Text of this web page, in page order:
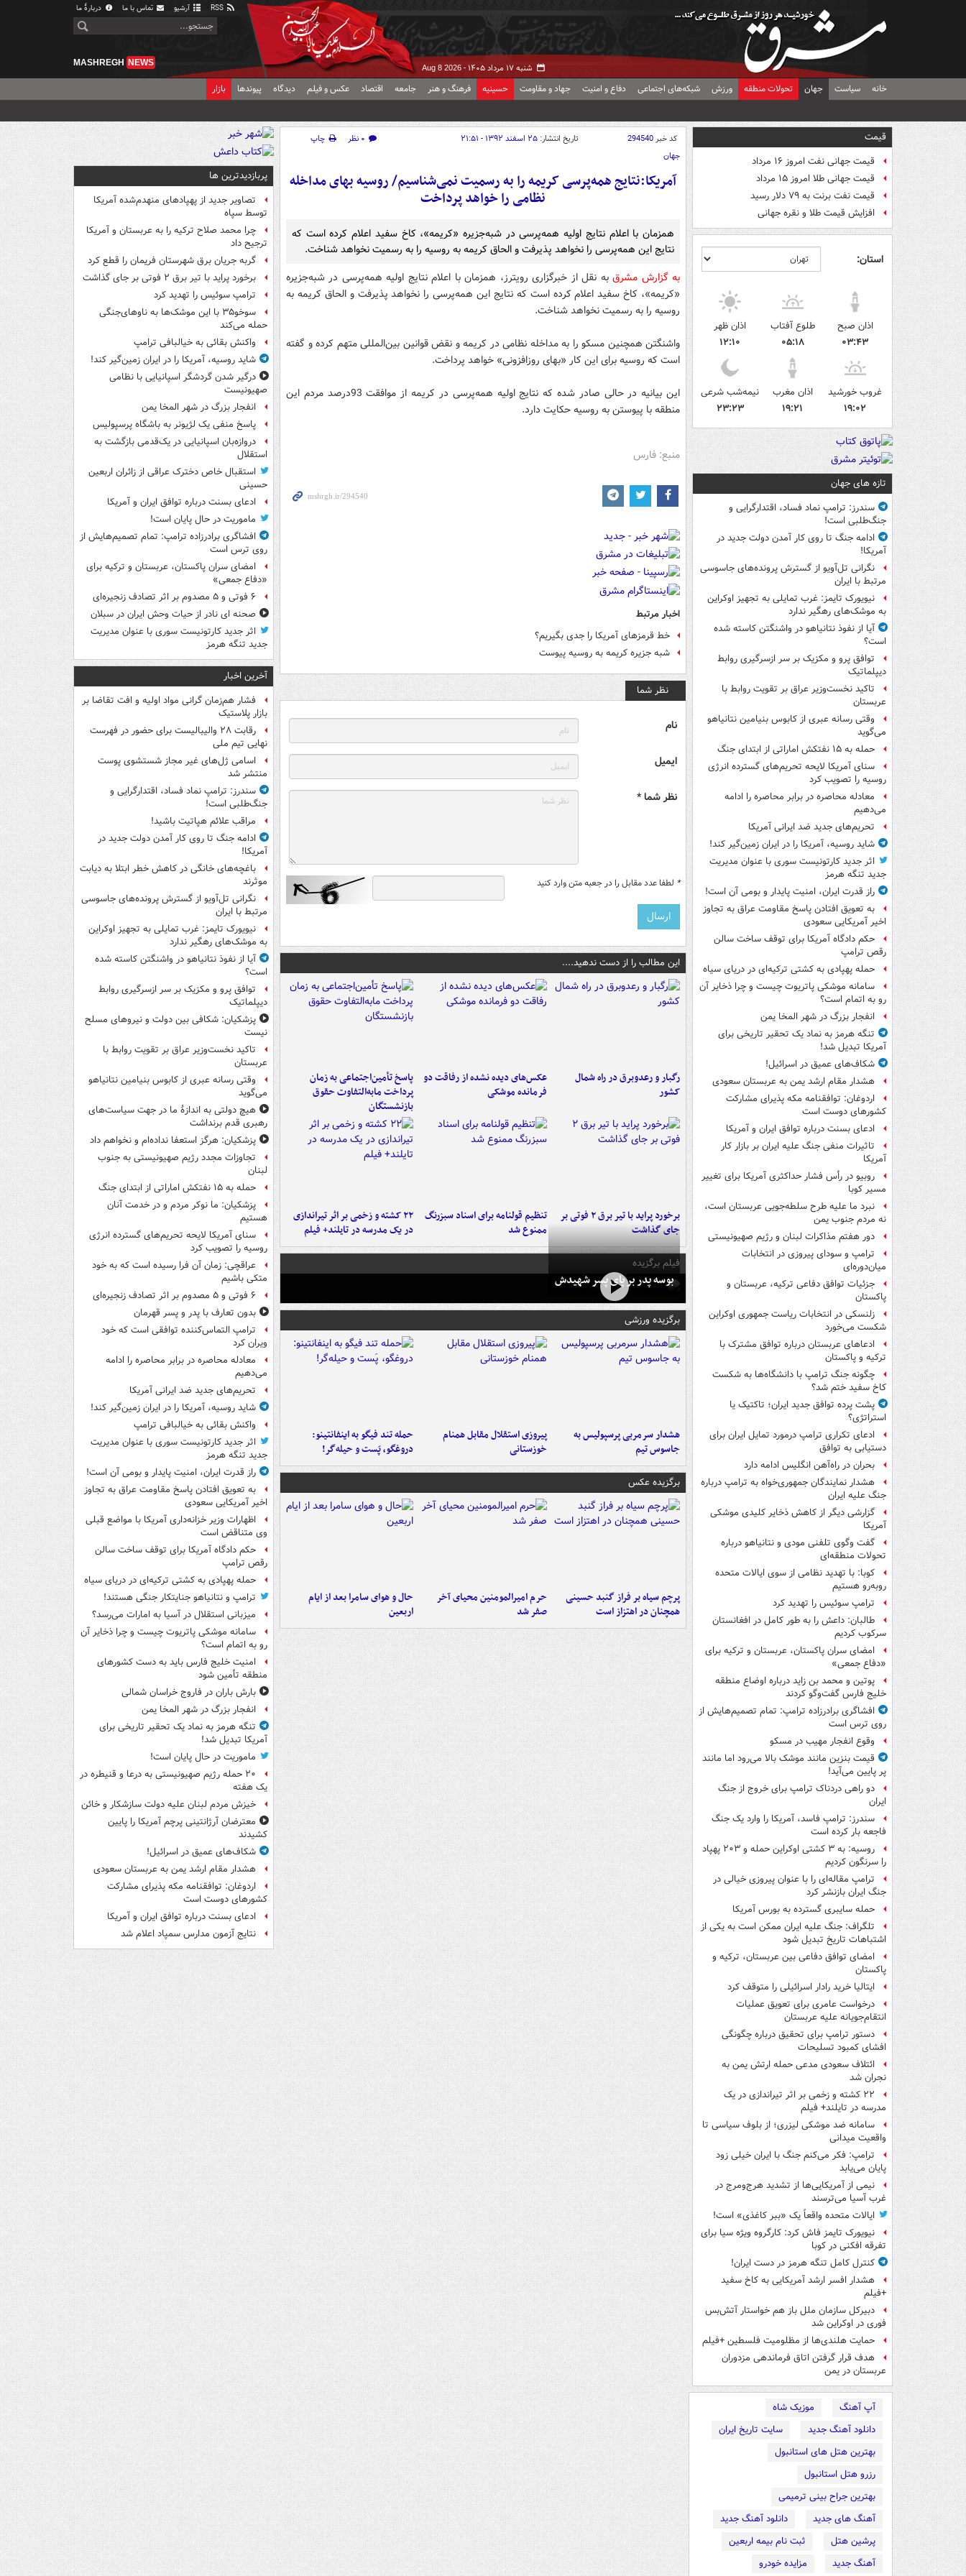
آرشیو تماس با ما دربارهٔ ما
شنبه ۱۷ مرداد ۱۴۰۵ - Aug 8 2026
MASHREGH NEWS
خانه سیاست جهان تحولات منطقه ورزش شبکه‌های اجتماعی دفاع و امنیت جهاد و مقاومت حسینیه فرهنگ و هنر جامعه اقتصاد عکس و فیلم دیدگاه پیوندها بازار
قیمت
قیمت جهانی نفت امروز ۱۶ مرداد
قیمت جهانی طلا امروز ۱۵ مرداد
قیمت نفت برنت به ۷۹ دلار رسید
افزایش قیمت طلا و نقره جهانی
استان:
اذان صبح
۰۳:۴۳
طلوع آفتاب
۰۵:۱۸
اذان ظهر
۱۲:۱۰
غروب خورشید
۱۹:۰۲
اذان مغرب
۱۹:۲۱
نیمه‌شب شرعی
۲۳:۲۳
تازه های جهان
سندرز: ترامپ نماد فساد، اقتدارگرایی و
جنگ‌طلبی است!
ادامه جنگ تا روی کار آمدن دولت جدید در
آمریکا!
نگرانی تل‌آویو از گسترش پرونده‌های جاسوسی
مرتبط با ایران
نیویورک تایمز: غرب تمایلی به تجهیز اوکراین
به موشک‌های رهگیر ندارد
آیا از نفوذ نتانیاهو در واشنگتن کاسته شده
است؟
توافق پرو و مکزیک بر سر ازسرگیری روابط
دیپلماتیک
تاکید نخست‌وزیر عراق بر تقویت روابط با
عربستان
وقتی رسانه عبری از کابوس بنیامین نتانیاهو
می‌گوید
حمله به ۱۵ نفتکش‌ اماراتی از ابتدای جنگ
سنای آمریکا لایحه تحریم‌های گسترده انرژی
روسیه را تصویب کرد
معادله محاصره در برابر محاصره را ادامه
می‌دهیم
تحریم‌های جدید ضد ایرانی آمریکا
شاید روسیه، آمریکا را در ایران زمین‌گیر کند!
اثر جدید کارتونیست سوری با عنوان مدیریت
جدید تنگه هرمز
راز قدرت ایران، امنیت پایدار و بومی آن است!
به تعویق افتادن پاسخ مقاومت عراق به تجاوز
اخیر آمریکایی سعودی
حکم دادگاه آمریکا برای توقف ساخت سالن
رقص ترامپ
حمله پهپادی به کشتی ترکیه‌ای در دریای سیاه
سامانه موشکی پاتریوت چیست و چرا ذخایر آن
رو به اتمام است؟
انفجار بزرگ در شهر المخا یمن
تنگه هرمز به نماد یک تحقیر تاریخی برای
آمریکا تبدیل شد!
شکاف‌های عمیق در اسرائیل!
هشدار مقام ارشد یمن به عربستان سعودی
اردوغان: توافقنامه مکه پذیرای مشارکت
کشورهای دوست است
ادعای بسنت درباره توافق ایران و آمریکا
تاثیرات منفی جنگ علیه ایران بر بازار کار
آمریکا
روبیو در رأس فشار حداکثری آمریکا برای تغییر
مسیر کوبا
نبرد ما علیه طرح سلطه‌جویی عربستان است،
نه مردم جنوب یمن
دور هفتم مذاکرات لبنان و رژیم صهیونیستی
ترامپ و سودای پیروزی در انتخابات
میان‌دوره‌ای
جزئیات توافق دفاعی ترکیه، عربستان و
پاکستان
زلنسکی در انتخابات ریاست جمهوری اوکراین
شکست می‌خورد
ادعاهای عربستان درباره توافق مشترک با
ترکیه و پاکستان
چگونه جنگ ترامپ با دانشگاه‌ها به شکست
کاخ سفید ختم شد؟
پشت پرده توافق جدید ایران؛ تاکتیک یا
استراتژی؟
ادعای تکراری ترامپ درمورد تمایل ایران برای
دستیابی به توافق
بحران در راه‌آهن انگلیس ادامه دارد
هشدار نمایندگان جمهوری‌خواه به ترامپ درباره
جنگ علیه ایران
گزارشی دیگر از کاهش ذخایر کلیدی موشکی
آمریکا
گفت وگوی تلفنی مودی و نتانیاهو درباره
تحولات منطقه‌ای
کوبا: با تهدید نظامی از سوی ایالات متحده
روبه‌رو هستیم
ترامپ سوئیس را تهدید کرد
طالبان: داعش را به طور کامل در افغانستان
سرکوب کردیم
امضای سران پاکستان، عربستان و ترکیه برای
«دفاع جمعی»
پوتین و محمد بن زاید درباره اوضاع منطقه
خلیج فارس گفت‌وگو کردند
افشاگری برادرزاده ترامپ: تمام تصمیم‌هایش از
روی ترس است
وقوع انفجار مهیب در مسکو
قیمت بنزین مانند موشک بالا می‌رود اما مانند
پر پایین می‌آید!
دو راهی دردناک ترامپ برای خروج از جنگ
ایران
سندرز: ترامپ فاسد، آمریکا را وارد یک جنگ
فاجعه بار کرده است
روسیه: به ۳ کشتی اوکراین حمله و ۲۰۳ پهپاد
را سرنگون کردیم
ترامپ مقاله‌ای را با عنوان پیروزی خیالی در
جنگ ایران بازنشر کرد
حمله سایبری گسترده به بورس آمریکا
تلگراف: جنگ علیه ایران ممکن است به یکی از
اشتباهات تاریخ تبدیل شود
امضای توافق دفاعی بین عربستان، ترکیه و
پاکستان
ایتالیا خرید رادار اسرائیلی را متوقف کرد
درخواست عامری برای تعویق عملیات
انتقام‌جویانه علیه عربستان
دستور ترامپ برای تحقیق درباره چگونگی
افشای کمبود تسلیحات
ائتلاف سعودی مدعی حمله ارتش یمن به
نجران شد
۲۲ کشته و زخمی بر اثر تیراندازی در یک
مدرسه در تایلند+ فیلم
سامانه ضد موشکی لیزری؛ از بلوف سیاسی تا
واقعیت میدانی
ترامپ: فکر می‌کنم جنگ با ایران خیلی زود
پایان می‌یابد
نیمی از آمریکایی‌ها از تشدید هرج‌ومرج در
غرب آسیا می‌ترسند
ایالات متحده واقعاً یک «ببر کاغذی» است!
نیویورک تایمز فاش کرد: کارگروه ویژه سیا برای
تفرقه افکنی در کوبا
کنترل کامل تنگه هرمز در دست ایران!
هشدار افسر ارشد آمریکایی به کاخ سفید
+فیلم
دبیرکل سازمان ملل باز هم خواستار آتش‌بس
فوری در اوکراین شد
حمایت هلندی‌ها از مظلومیت فلسطین +فیلم
هدف قرار گرفتن اتاق‌ فرماندهی مزدوران
عربستان در یمن
آپ آهنگ
موزیک شاه
دانلود آهنگ جدید
سایت تاریخ ایران
بهترین هتل های استانبول
رزرو هتل استانبول
بهترین جراح بینی ترمیمی
آهنگ های جدید
دانلود آهنگ جدید
پرشین هتل
ثبت نام بیمه اربعین
آهنگ جدید
مزایده خودرو
کد خبر294540 تاریخ انتشار: ۲۵ اسفند ۱۳۹۲ - ۲۱:۵۱ ۰ نظر
چاپ
جهان
آمریکا:نتایج همه‌پرسی کریمه را به رسمیت نمی‌شناسیم/ روسیه بهای مداخله
نظامی را خواهد پرداخت
همزمان با اعلام نتایج اولیه همه‌پرسی در شبه‌جزیره «کریمه»، کاخ سفید اعلام کرده است که
نتایج این همه‌پرسی را نخواهد پذیرفت و الحاق کریمه به روسیه را به رسمیت نخواهد شناخت.
به گزارش مشرقبه نقل از خبرگزاری رویترز، همزمان با اعلام نتایج اولیه همه‌پرسی در شبه‌جزیره
«کریمه»، کاخ سفید اعلام کرده است که نتایج این همه‌پرسی را نخواهد پذیرفت و الحاق کریمه به
روسیه را به رسمیت نخواهد شناخت.
واشنگتن همچنین مسکو را به مداخله نظامی در کریمه و نقض قوانین بین‌المللی متهم کرده و گفته
است که روسیه برای این کار «بهای روزافزونی» خواهد پرداخت.
این بیانیه در حالی صادر شده که نتایج اولیه همه‌پرسی در کریمه از موافقت 93درصد مردم این
منطقه با پیوستن به روسیه حکایت دارد.
منبع: فارس
اخبار مرتبط
خط قرمزهای آمریکا را جدی بگیریم؟
شبه جزیره کریمه به روسیه پیوست
نظر شما
نام
ایمیل
نظر شما *
* لطفا عدد مقابل را در جعبه متن وارد کنید
این مطالب را از دست ندهید....
رگبار و رعدوبرق در راه شمال
کشور
عکس‌های دیده نشده از رفاقت دو
فرمانده‌ موشکی
پاسخ تأمین‌اجتماعی به زمان
پرداخت مابه‌التفاوت حقوق
بازنشستگان
برخورد پراید با تیر برق ۲ فوتی بر
جای گذاشت
تنظیم قولنامه برای اسناد سبزرنگ
ممنوع شد
۲۲ کشته و زخمی بر اثر تیراندازی
در یک مدرسه در تایلند+ فیلم
فیلم برگزیده
بوسه‌ پدر بر پای پسر شهیدش
برگزیده ورزشی
هشدار سرمربی پرسپولیس به
جاسوس تیم
پیروزی استقلال مقابل همنام
خوزستانی
حمله تند فیگو به اینفانتینو:
دروغگو، پَست‌ و حیله‌گر!
برگزیده عکس
پرچم سیاه بر فراز گنبد حسینی
همچنان در اهتزاز است
حرم امیرالمومنین محیای آخر
صفر شد
حال و هوای سامرا بعد از ایام
اربعین
پربازدیدترین ها
تصاویر جدید از پهپادهای منهدم‌شده آمریکا
توسط سپاه
چرا محمد صلاح ترکیه را به عربستان و آمریکا
ترجیح داد
گربه جریان برق شهرستان فریمان را قطع کرد
برخورد پراید با تیر برق ۲ فوتی بر جای گذاشت
ترامپ سوئیس را تهدید کرد
سوخو۳۵ با این موشک‌ها به ناوهای‌جنگی
حمله می‌کند
واکنش بقائی به خیالبافی ترامپ
شاید روسیه، آمریکا را در ایران زمین‌گیر کند!
درگیر شدن گردشگر اسپانیایی با نظامی
صهیونیست
انفجار بزرگ در شهر المخا یمن
پاسخ منفی یک لژیونر به باشگاه پرسپولیس
دروازه‌بان اسپانیایی در یک‌قدمی بازگشت به
استقلال
استقبال خاص دخترک عراقی از زائران اربعین
حسینی
ادعای بسنت درباره توافق ایران و آمریکا
ماموریت در حال پایان است!
افشاگری برادرزاده ترامپ: تمام تصمیم‌هایش از
روی ترس است
امضای سران پاکستان، عربستان و ترکیه برای
«دفاع جمعی»
۶ فوتی و ۵ مصدوم بر اثر تصادف زنجیره‌ای
صحنه ای نادر از حیات وحش ایران در سبلان
اثر جدید کارتونیست سوری با عنوان مدیریت
جدید تنگه هرمز
آخرین اخبار
فشار هم‌زمان گرانی مواد اولیه و افت تقاضا بر
بازار پلاستیک
رقابت ۲۸ والیبالیست برای حضور در فهرست
نهایی تیم ملی
اسامی ژل‌های غیر مجاز شستشوی پوست
منتشر شد
سندرز: ترامپ نماد فساد، اقتدارگرایی و
جنگ‌طلبی است!
مراقب علائم هپاتیت باشید!
ادامه جنگ تا روی کار آمدن دولت جدید در
آمریکا!
باغچه‌های خانگی در کاهش خطر ابتلا به دیابت
موثرند
نگرانی تل‌آویو از گسترش پرونده‌های جاسوسی
مرتبط با ایران
نیویورک تایمز: غرب تمایلی به تجهیز اوکراین
به موشک‌های رهگیر ندارد
آیا از نفوذ نتانیاهو در واشنگتن کاسته شده
است؟
توافق پرو و مکزیک بر سر ازسرگیری روابط
دیپلماتیک
پزشکیان: شکافی بین دولت و نیروهای مسلح
نیست
تاکید نخست‌وزیر عراق بر تقویت روابط با
عربستان
وقتی رسانه عبری از کابوس بنیامین نتانیاهو
می‌گوید
هیچ دولتی به اندازۀ ما در جهت سیاست‌های
رهبری قدم برنداشت
پزشکیان: هرگز استعفا نداده‌ام و نخواهم داد
تجاوزات مجدد رژیم صهیونیستی به جنوب
لبنان
حمله به ۱۵ نفتکش‌ اماراتی از ابتدای جنگ
پزشکیان: ما نوکر مردم و در خدمت آنان
هستیم
سنای آمریکا لایحه تحریم‌های گسترده انرژی
روسیه را تصویب کرد
عراقچی: زمان آن فرا رسیده است که به خود
متکی باشیم
۶ فوتی و ۵ مصدوم بر اثر تصادف زنجیره‌ای
بدون تعارف با پدر و پسر قهرمان
ترامپ التماس‌کننده توافقی است که خود
ویران کرد
معادله محاصره در برابر محاصره را ادامه
می‌دهیم
تحریم‌های جدید ضد ایرانی آمریکا
شاید روسیه، آمریکا را در ایران زمین‌گیر کند!
واکنش بقائی به خیالبافی ترامپ
اثر جدید کارتونیست سوری با عنوان مدیریت
جدید تنگه هرمز
راز قدرت ایران، امنیت پایدار و بومی آن است!
به تعویق افتادن پاسخ مقاومت عراق به تجاوز
اخیر آمریکایی سعودی
اظهارات وزیر خزانه‌داری آمریکا با مواضع قبلی
وی متناقض است
حکم دادگاه آمریکا برای توقف ساخت سالن
رقص ترامپ
حمله پهپادی به کشتی ترکیه‌ای در دریای سیاه
ترامپ و نتانیاهو جنایتکار جنگی هستند!
میزبانی استقلال در آسیا به امارات می‌رسد؟
سامانه موشکی پاتریوت چیست و چرا ذخایر آن
رو به اتمام است؟
امنیت خلیج فارس باید به دست کشورهای
منطقه تأمین شود
بارش باران در فاروج خراسان شمالی
انفجار بزرگ در شهر المخا یمن
تنگه هرمز به نماد یک تحقیر تاریخی برای
آمریکا تبدیل شد!
ماموریت در حال پایان است!
۲۰ حمله رژیم صهیونیستی به درعا و قنیطره در
یک هفته
خیزش مردم لبنان علیه دولت سازشکار و خائن
معترضان آرژانتینی پرچم آمریکا را پایین
کشیدند
شکاف‌های عمیق در اسرائیل!
هشدار مقام ارشد یمن به عربستان سعودی
اردوغان: توافقنامه مکه پذیرای مشارکت
کشورهای دوست است
ادعای بسنت درباره توافق ایران و آمریکا
نتایج آزمون مدارس سمپاد اعلام شد